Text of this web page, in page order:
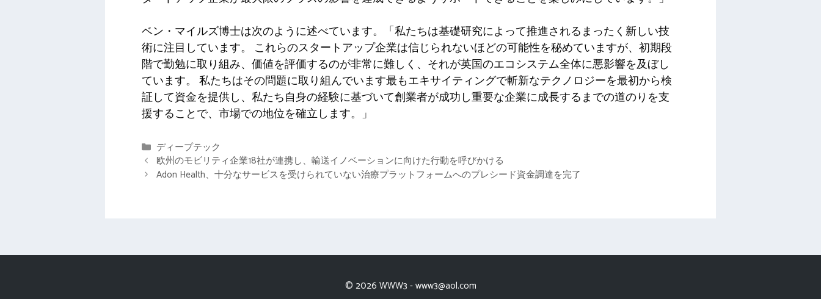
ベン・マイルズ博士は次のように述べています。「私たちは基礎研究によって推進されるまったく新しい技
術に注目しています。 これらのスタートアップ企業は信じられないほどの可能性を秘めていますが、初期段
階で勤勉に取り組み、価値を評価するのが非常に難しく、それが英国のエコシステム全体に悪影響を及ぼし
ています。 私たちはその問題に取り組んでいます最もエキサイティングで斬新なテクノロジーを最初から検
証して資金を提供し、私たち自身の経験に基づいて創業者が成功し重要な企業に成長するまでの道のりを支
援することで、市場での地位を確立します。」
カ
テ
ゴ
ディープテック
欧州のモビリティ企業18社が連携し、輸送イノベーションに向けた行動を呼びかける
Adon Health、十分なサービスを受けられていない治療プラットフォームへのプレシード資金調達を完了
© 2026 WWW3 -www3@aol.com